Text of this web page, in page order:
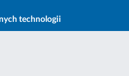
technologii